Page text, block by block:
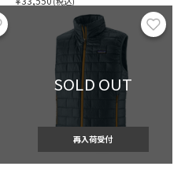
お気に入り
SOLD OUT
再入荷受付